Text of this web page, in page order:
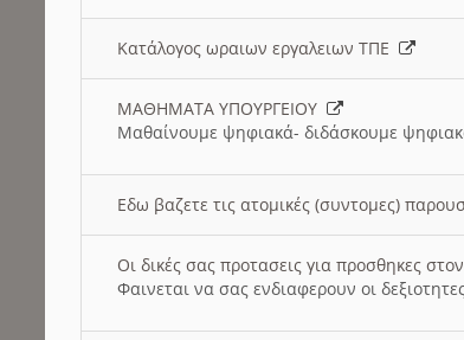
Κατάλογος ωραιων εργαλειων ΤΠΕ
ΜΑΘΗΜΑΤΑ ΥΠΟΥΡΓΕΙΟΥ
Μαθαίνουμε ψηφιακά- διδάσκουμε
Εδω βαζετε τις ατομικές (συντομες)
Οι δικές σας προτασεις για προσθηκες
Φαινεται να σας ενδιαφερουν οι